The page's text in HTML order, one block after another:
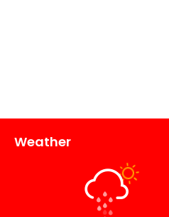
Weather